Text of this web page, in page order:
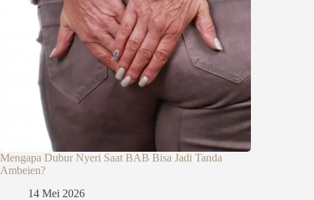
Mengapa Dubur Nyeri Saat BAB Bisa Jadi Tanda
Ambeien?
14 Mei 2026